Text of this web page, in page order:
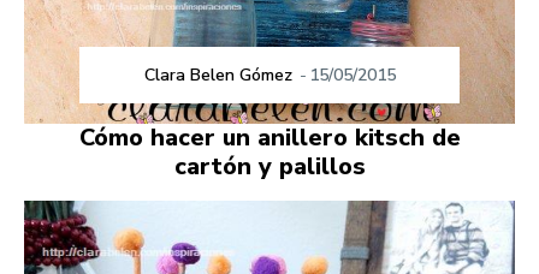
Clara Belen Gómez - 15/05/2015
Cómo hacer un anillero kitsch de
cartón y palillos